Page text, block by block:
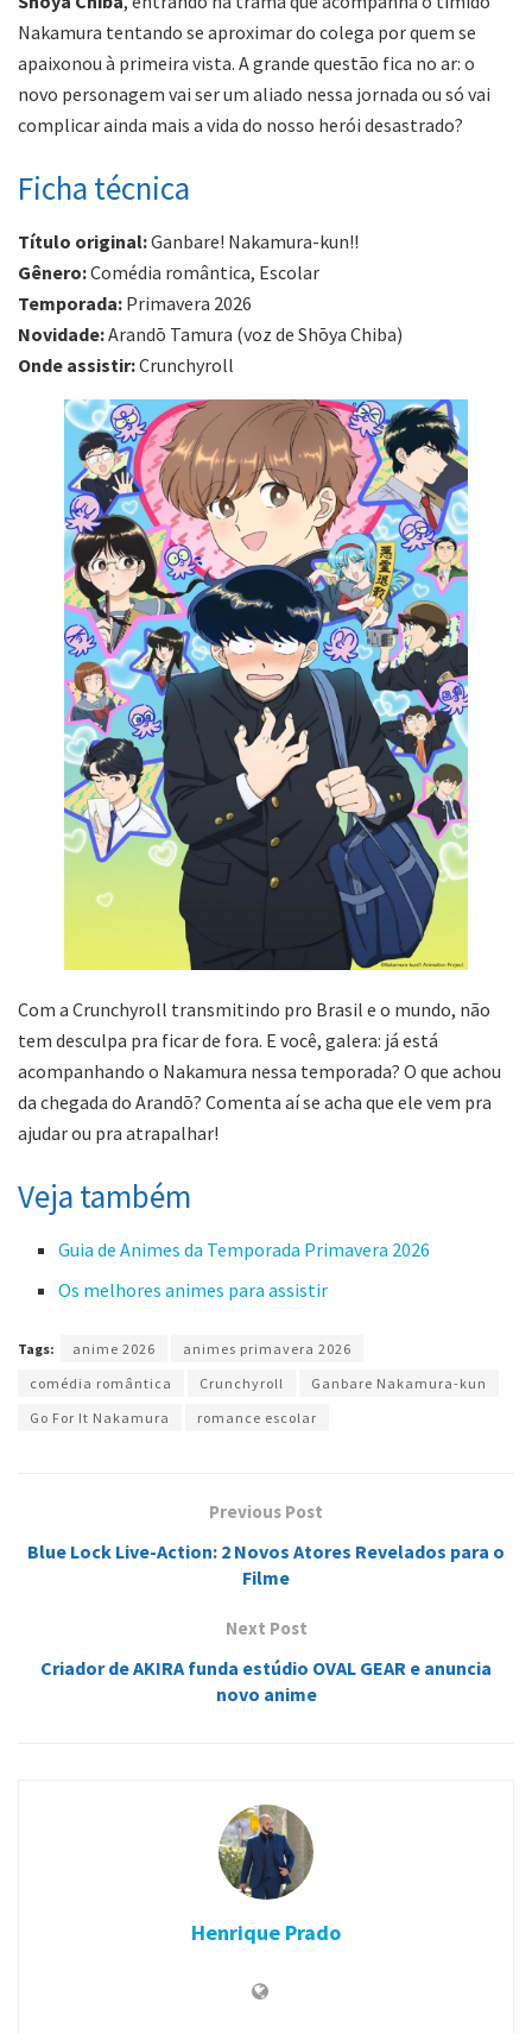
Nakamura tentando se aproximar do colega por quem se
apaixonou à primeira vista. A grande questão fica no ar: o
novo personagem vai ser um aliado nessa jornada ou só vai
complicar ainda mais a vida do nosso herói desastrado?
Ficha técnica
Título original:Ganbare! Nakamura-kun!!
Gênero:Comédia romântica, Escolar
Temporada: Primavera 2026
Novidade:Arandō Tamura (voz de Shōya Chiba)
Onde assistir:Crunchyroll
Com a Crunchyroll transmitindo pro Brasil e o mundo, não
tem desculpa pra ficar de fora. E você, galera: já está
acompanhando o Nakamura nessa temporada? O que achou
da chegada do Arandō? Comenta aí se acha que ele vem pra
ajudar ou pra atrapalhar!
Veja também
Guia de Animes da Temporada Primavera 2026
Os melhores animes para assistir
Tags: anime 2026
animes primavera 2026
comédia romântica
Crunchyroll
Ganbare Nakamura-kun
Go For It Nakamura
romance escolar
Previous Post
Blue Lock Live-Action: 2 Novos Atores Revelados para o
Filme
Next Post
Criador de AKIRA funda estúdio OVAL GEAR e anuncia
novo anime
Henrique Prado